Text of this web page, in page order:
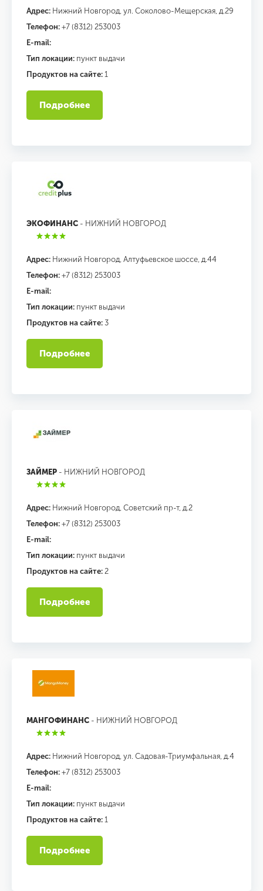
Адрес: Нижний Новгород, ул. Соколово-Мещерская, д.29
Телефон: +7 (8312) 253003
E-mail:
Тип локации: пункт выдачи
Продуктов на сайте: 1
Подробнее
ЭКОФИНАНС - НИЖНИЙ НОВГОРОД
Адрес: Нижний Новгород, Алтуфьевское шоссе, д.44
Телефон: +7 (8312) 253003
E-mail:
Тип локации: пункт выдачи
Продуктов на сайте: 3
Подробнее
ЗАЙМЕР - НИЖНИЙ НОВГОРОД
Адрес: Нижний Новгород, Советский пр-т, д.2
Телефон: +7 (8312) 253003
E-mail:
Тип локации: пункт выдачи
Продуктов на сайте: 2
Подробнее
МАНГОФИНАНС - НИЖНИЙ НОВГОРОД
Адрес: Нижний Новгород, ул. Садовая-Триумфальная, д.4
Телефон: +7 (8312) 253003
E-mail:
Тип локации: пункт выдачи
Продуктов на сайте: 1
Подробнее